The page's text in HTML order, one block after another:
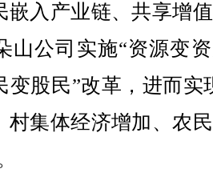
嵌入产业链、共享增
山公司实施“资源变
变股民”改革，进而实
村集体经济增加、农